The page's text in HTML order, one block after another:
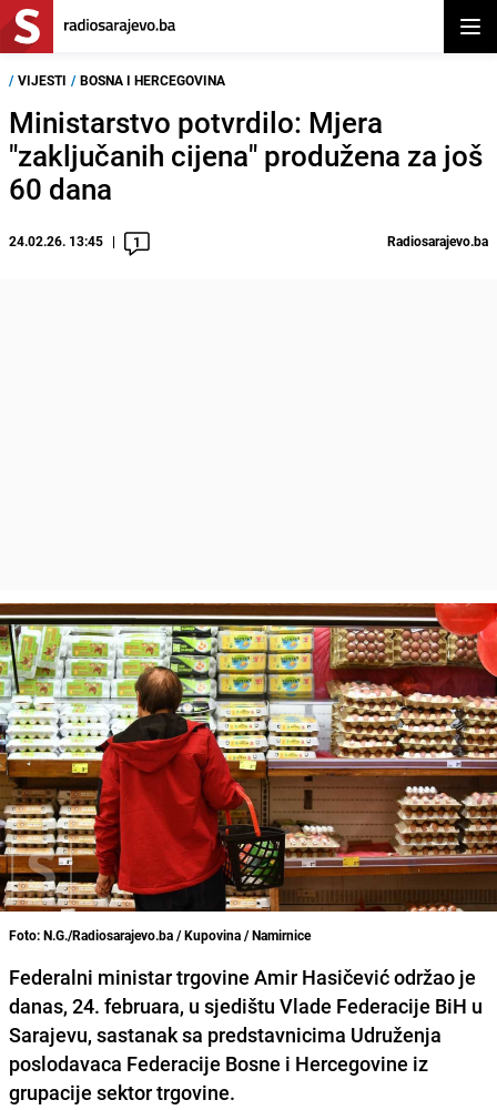
/ VIJESTI / BOSNA I HERCEGOVINA
Ministarstvo potvrdilo: Mjera
"zaključanih cijena" produžena za još
60 dana
24.02.26. 13:45 1 Radiosarajevo.ba
Foto: N.G./Radiosarajevo.ba / Kupovina / Namirnice
Federalni ministar trgovine Amir Hasičević održao je
danas, 24. februara, u sjedištu Vlade Federacije BiH u
Sarajevu, sastanak sa predstavnicima Udruženja
poslodavaca Federacije Bosne i Hercegovine iz
grupacije sektor trgovine.